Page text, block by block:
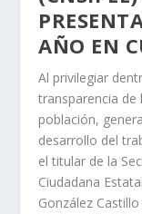
AÑO EN
Al privilegiar
transparencia de
población,
desarrollo del
el titular de la
Ciudadana
González